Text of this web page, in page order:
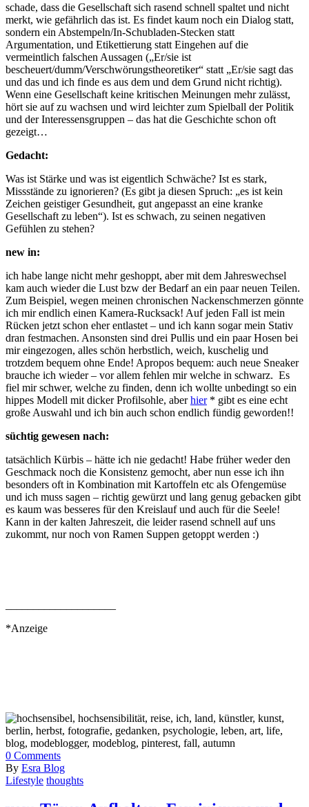
schade, dass die Gesellschaft sich rasend schnell spaltet und nicht
merkt, wie gefährlich das ist. Es findet kaum noch ein Dialog statt,
sondern ein Abstempeln/In-Schubladen-Stecken statt
Argumentation, und Etikettierung statt Eingehen auf die
vermeintlich falschen Aussagen („Er/sie ist
bescheuert/dumm/Verschwörungstheoretiker“ statt „Er/sie sagt das
und das und ich finde es aus dem und dem Grund nicht richtig).
Wenn eine Gesellschaft keine kritischen Meinungen mehr zulässt,
hört sie auf zu wachsen und wird leichter zum Spielball der Politik
und der Interessensgruppen – das hat die Geschichte schon oft
gezeigt…
Gedacht:
Was ist Stärke und was ist eigentlich Schwäche? Ist es stark,
Missstände zu ignorieren? (Es gibt ja diesen Spruch: „es ist kein
Zeichen geistiger Gesundheit, gut angepasst an eine kranke
Gesellschaft zu leben“). Ist es schwach, zu seinen negativen
Gefühlen zu stehen?
new in:
ich habe lange nicht mehr geshoppt, aber mit dem Jahreswechsel
kam auch wieder die Lust bzw der Bedarf an ein paar neuen Teilen.
Zum Beispiel, wegen meinen chronischen Nackenschmerzen gönnte
ich mir endlich einen Kamera-Rucksack! Auf jeden Fall ist mein
Rücken jetzt schon eher entlastet – und ich kann sogar mein Stativ
dran festmachen. Ansonsten sind drei Pullis und ein paar Hosen bei
mir eingezogen, alles schön herbstlich, weich, kuschelig und
trotzdem bequem ohne Ende! Apropos bequem: auch neue Sneaker
brauche ich wieder – vor allem fehlen mir welche in schwarz. Es
fiel mir schwer, welche zu finden, denn ich wollte unbedingt so ein
hippes Modell mit dicker Profilsohle, aberhier* gibt es eine echt
große Auswahl und ich bin auch schon endlich fündig geworden!!
süchtig gewesen nach:
tatsächlich Kürbis – hätte ich nie gedacht! Habe früher weder den
Geschmack noch die Konsistenz gemocht, aber nun esse ich ihn
besonders oft in Kombination mit Kartoffeln etc als Ofengemüse
und ich muss sagen – richtig gewürzt und lang genug gebacken gibt
es kaum was besseres für den Kreislauf und auch für die Seele!
Kann in der kalten Jahreszeit, die leider rasend schnell auf uns
zukommt, nur noch von Ramen Suppen getoppt werden :)
*Anzeige
0 Comments
By Esra Blog
Lifestyle thoughts